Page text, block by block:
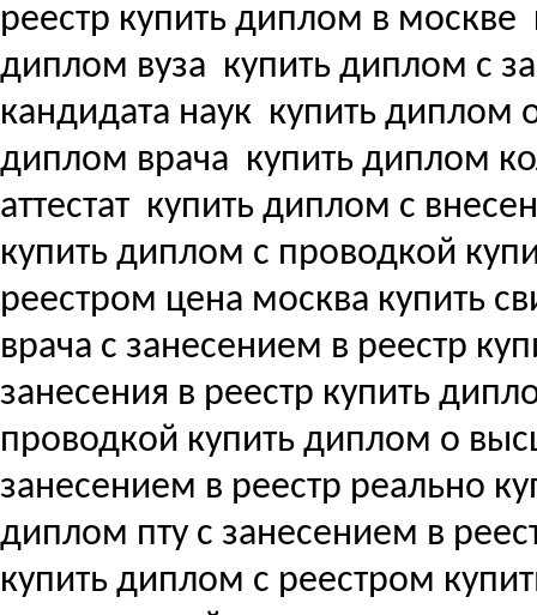
реестр купить диплом в москве
диплом вуза купить диплом с
кандидата наук купить диплом
диплом врача купить диплом
аттестат купить диплом с
купить диплом с проводкой
реестром цена москва купить
врача с занесением в реестр
занесения в реестр купить
проводкой купить диплом о
занесением в реестр реально
диплом пту с занесением в
купить диплом с реестром